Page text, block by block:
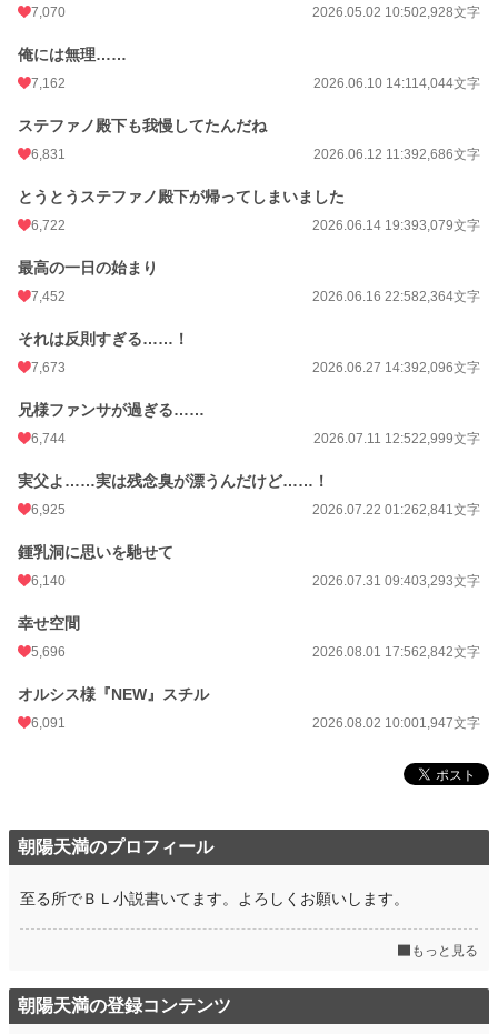
7,070 2026.05.02 10:502,928文字
俺には無理……
7,162 2026.06.10 14:11 4,044文字
ステファノ殿下も我慢してたんだね
6,831 2026.06.12 11:392,686文字
とうとうステファノ殿下が帰ってしまいました
6,722 2026.06.14 19:393,079文字
最高の一日の始まり
7,452 2026.06.16 22:582,364文字
それは反則すぎる……！
7,673 2026.06.27 14:392,096文字
兄様ファンサが過ぎる……
6,744 2026.07.11 12:522,999文字
実父よ……実は残念臭が漂うんだけど……！
6,925 2026.07.22 01:262,841文字
鍾乳洞に思いを馳せて
6,140 2026.07.31 09:403,293文字
幸せ空間
5,696 2026.08.01 17:562,842文字
オルシス様『NEW』スチル
6,091 2026.08.02 10:001,947文字
朝陽天満のプロフィール
至る所でＢＬ小説書いてます。よろしくお願いします。
もっと見る
朝陽天満の登録コンテンツ